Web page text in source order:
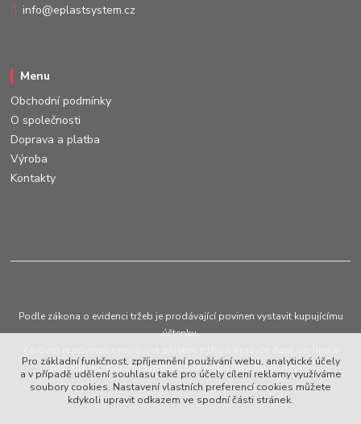
info@eplastsystem.cz
Menu
Obchodní podmínky
O společnosti
Doprava a platba
Výroba
Kontakty
Podle zákona o evidenci tržeb je prodávající povinen vystavit kupujícímu
účtenku.
případě technického výpadku pak nejpozději do 48 hodin.
Pro základní funkčnost, zpříjemnění používání webu, analytické účely
a v případě udělení souhlasu také pro účely cílení reklamy využíváme
soubory cookies. Nastavení vlastních preferencí cookies můžete
kdykoli upravit odkazem ve spodní části stránek.